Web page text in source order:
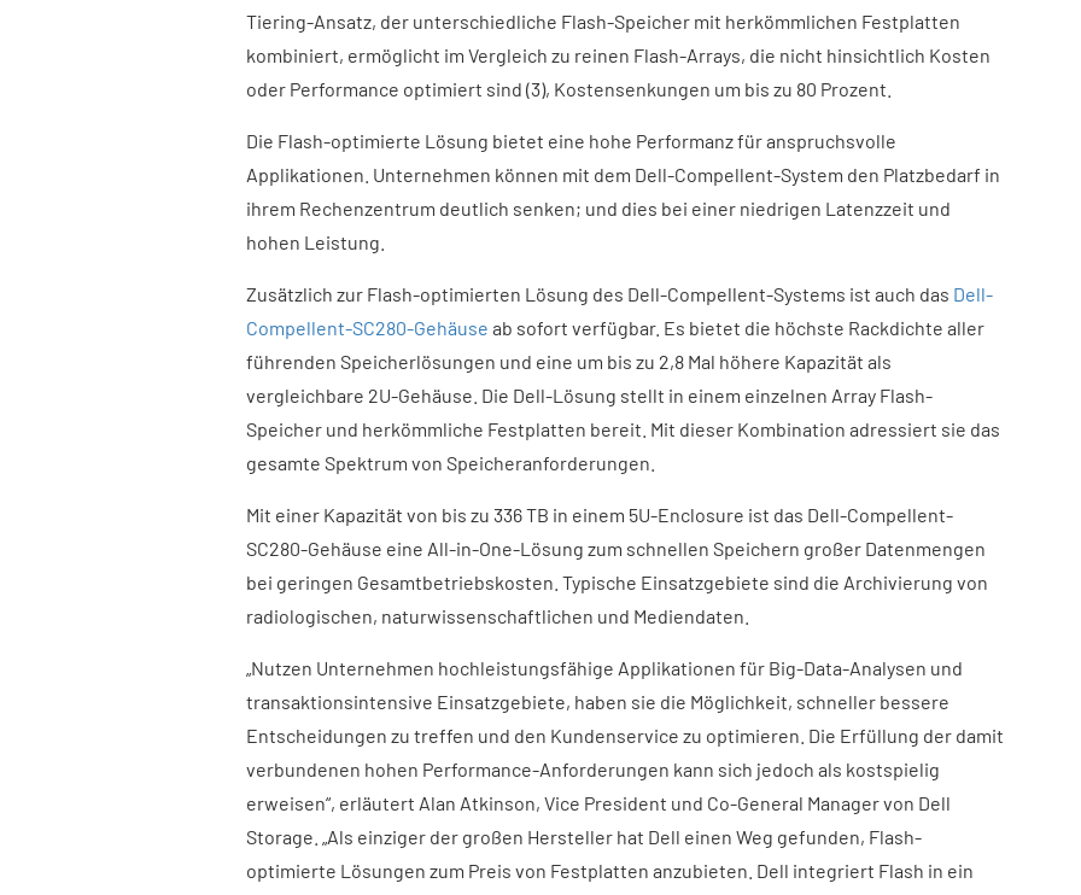
Tiering-Ansatz, der unterschiedliche Flash-Speicher mit herkömmlichen Festplatten
kombiniert, ermöglicht im Vergleich zu reinen Flash-Arrays, die nicht hinsichtlich Kosten
oder Performance optimiert sind (3), Kostensenkungen um bis zu 80 Prozent.
Die Flash-optimierte Lösung bietet eine hohe Performanz für anspruchsvolle
Applikationen. Unternehmen können mit dem Dell-Compellent-System den Platzbedarf in
ihrem Rechenzentrum deutlich senken; und dies bei einer niedrigen Latenzzeit und
hohen Leistung.
Zusätzlich zur Flash-optimierten Lösung des Dell-Compellent-Systems ist auch das Dell-
Compellent-SC280-Gehäuse ab sofort verfügbar. Es bietet die höchste Rackdichte aller
führenden Speicherlösungen und eine um bis zu 2,8 Mal höhere Kapazität als
vergleichbare 2U-Gehäuse. Die Dell-Lösung stellt in einem einzelnen Array Flash-
Speicher und herkömmliche Festplatten bereit. Mit dieser Kombination adressiert sie das
gesamte Spektrum von Speicheranforderungen.
Mit einer Kapazität von bis zu 336 TB in einem 5U-Enclosure ist das Dell-Compellent-
SC280-Gehäuse eine All-in-One-Lösung zum schnellen Speichern großer Datenmengen
bei geringen Gesamtbetriebskosten. Typische Einsatzgebiete sind die Archivierung von
radiologischen, naturwissenschaftlichen und Mediendaten.
„Nutzen Unternehmen hochleistungsfähige Applikationen für Big-Data-Analysen und
transaktionsintensive Einsatzgebiete, haben sie die Möglichkeit, schneller bessere
Entscheidungen zu treffen und den Kundenservice zu optimieren. Die Erfüllung der damit
verbundenen hohen Performance-Anforderungen kann sich jedoch als kostspielig
erweisen“, erläutert Alan Atkinson, Vice President und Co-General Manager von Dell
Storage. „Als einziger der großen Hersteller hat Dell einen Weg gefunden, Flash-
optimierte Lösungen zum Preis von Festplatten anzubieten. Dell integriert Flash in ein